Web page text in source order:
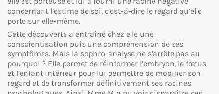
concernant l’estime de soi, c’est-à-dire le regard qu’elle
porte sur elle-même.
Cette découverte a entraîné chez elle une
conscientisation puis une compréhension de ses
symptômes. Mais la sophro-analyse ne s’arrête pas au
pourquoi ? Elle permet de réinformer l’embryon, le fœtus
et l’enfant intérieur pour lui permettre de modifier son
regard et de transformer définitivement ses racines